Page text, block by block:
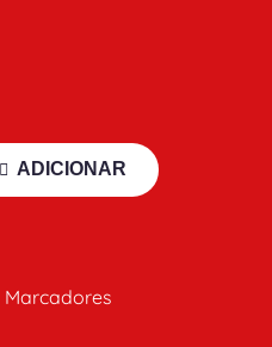
ADICIONAR
Marcadores